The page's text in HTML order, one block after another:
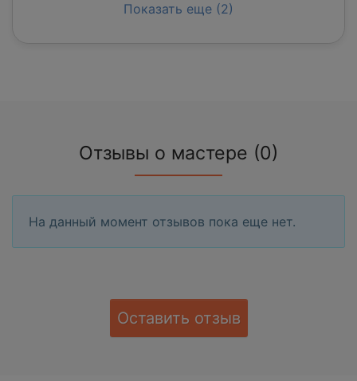
Показать еще (2)
Отзывы о мастере (0)
На данный момент отзывов пока еще нет.
Оставить отзыв